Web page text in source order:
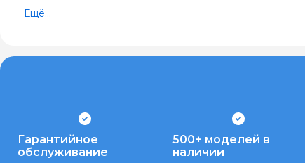
Ещё...
Гарантийное
обслуживание
500+ моделей в
наличии